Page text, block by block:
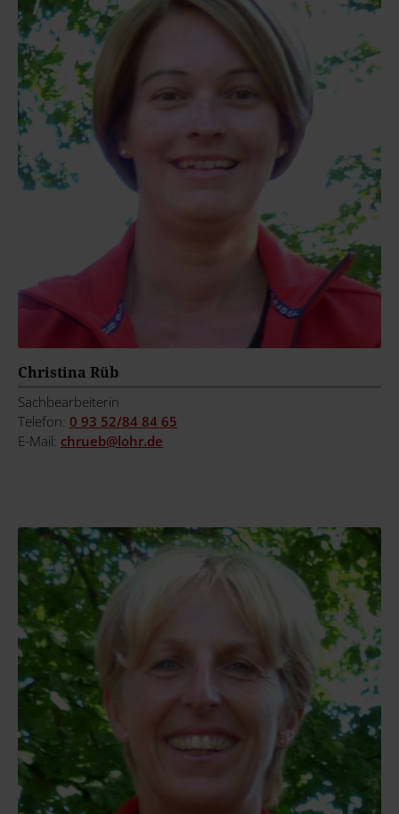
Christina Rüb
Sachbearbeiterin
Telefon: 0 93 52/84 84 65
E-Mail: chrueb@lohr.de